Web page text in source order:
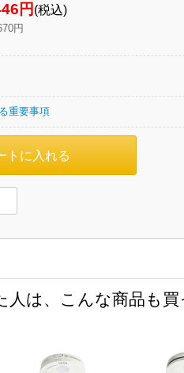
円 (税込)
円
重要事項
人は、こんな商品も